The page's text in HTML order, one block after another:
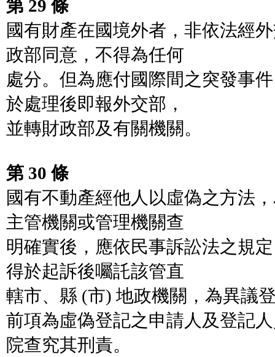
第 29 條
國有財產在國境外者，非依法經
政部同意，不得為任何
處分。但為應付國際間之突發事
於處理後即報外交部，
並轉財政部及有關機關。
第 30 條
國有不動產經他人以虛偽之方法
主管機關或管理機關查
明確實後，應依民事訴訟法之規
得於起訴後囑託該管直
轄市、縣 (市) 地政機關，為異議
前項為虛偽登記之申請人及登記
院查究其刑責。